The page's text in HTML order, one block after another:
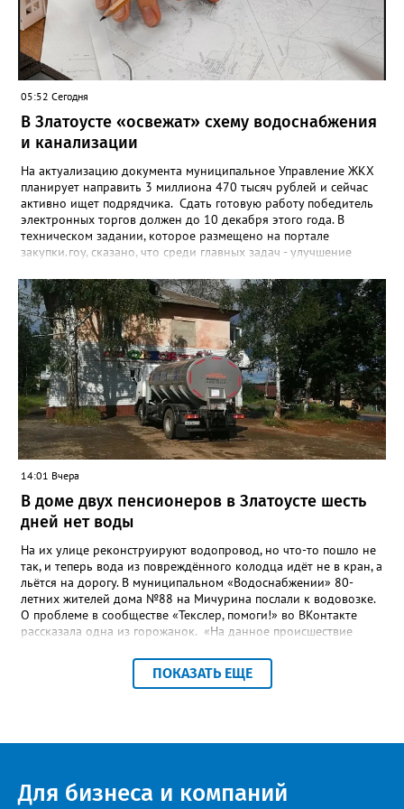
05:52 Сегодня
В Златоусте «освежат» схему водоснабжения
и канализации
На актуализацию документа муниципальное Управление ЖКХ
планирует направить 3 миллиона 470 тысяч рублей и сейчас
активно ищет подрядчика. Сдать готовую работу победитель
электронных торгов должен до 10 декабря этого года. В
техническом задании, которое размещено на портале
закупки.гоу, сказано, что среди главных задач - улучшение
повышение энергоэффективности систем. Кроме электронных
схем, исполнителю нужно разработать предложения по
строительству и реконструкции водоснабжения и канализации,
оценив размер вложений, а также представить перечень
бесхозных объектов и возможные сценарии развития этой
сферы городского хозяйства. В июне 2025 года
«Златоуст.инфо» сообщал о подобных торгах. Тогда цена
вопроса была почти в три раза выше - 9 миллионов 13 тысяч
486 рублей, а в списке работ была разработка электронной
системы ливнёвок.
14:01 Вчера
В доме двух пенсионеров в Златоусте шесть
дней нет воды
На их улице реконструируют водопровод, но что-то пошло не
так, и теперь вода из повреждённого колодца идёт не в кран, а
льётся на дорогу. В муниципальном «Водоснабжении» 80-
летних жителей дома №88 на Мичурина послали к водовозке.
О проблеме в сообществе «Текслер, помоги!» во ВКонтакте
рассказала одна из горожанок. «На данное происшествие
гл.инженера Шепелева А.Н. из обслуживающей организации
МУП ЗГО "Златоустовское Водоснабжение" ул. Островского, 7,
пунктуация авторские). Под обращением есть комментарий
посёлке и работать приходится в сложных условиях горной
ПОКАЗАТЬ ЕЩЕ
Для бизнеса и компаний